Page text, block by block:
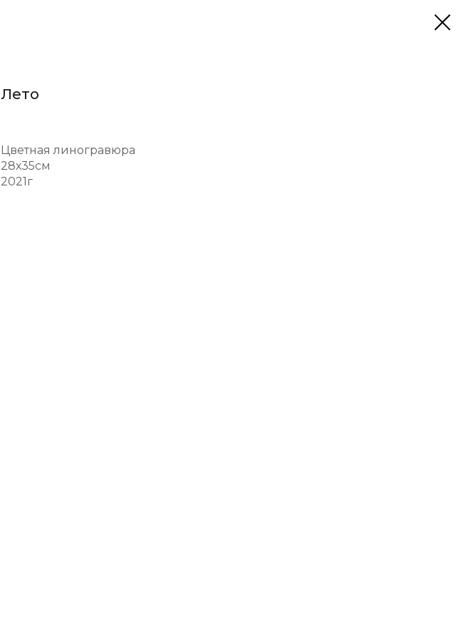
Лето
Цветная линогравюра
28х35см
2021г